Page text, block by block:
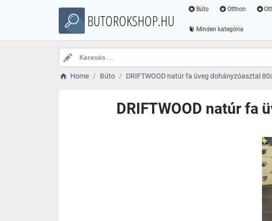
BUTOROKSHOP.HU
Búto Otthon
Minden kategória
Home Búto DRIFTWOOD natúr fa üveg dohányzóasztal
DRIFTWOOD natúr fa